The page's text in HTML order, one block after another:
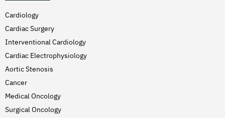
Cardiology
Cardiac Surgery
Interventional Cardiology
Cardiac Electrophysiology
Aortic Stenosis
Cancer
Medical Oncology
Surgical Oncology